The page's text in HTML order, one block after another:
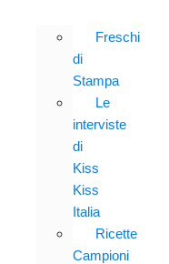
Freschi
di
Stampa
Le
interviste
di
Kiss
Kiss
Italia
Ricette
Campioni